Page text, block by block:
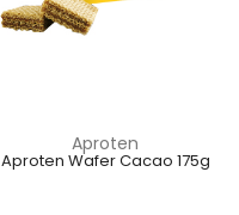
Aproten
Aproten Wafer Cacao 175g